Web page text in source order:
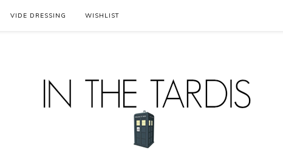
VIDE DRESSING WISHLIST